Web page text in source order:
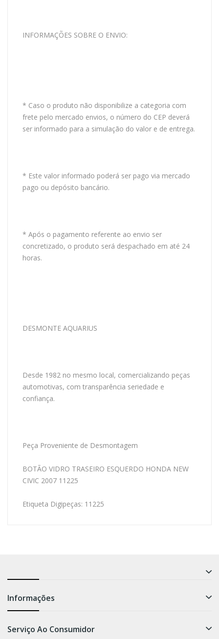
INFORMAÇÕES SOBRE O ENVIO:
* Caso o produto não disponibilize a categoria com
frete pelo mercado envios, o número do CEP deverá
ser informado para a simulação do valor e de entrega.
* Este valor informado poderá ser pago via mercado
pago ou depósito bancário.
* Após o pagamento referente ao envio ser
concretizado, o produto será despachado em até 24
horas.
DESMONTE AQUARIUS
Desde 1982 no mesmo local, comercializando peças
automotivas, com transparência seriedade e
confiança.
Peça Proveniente de Desmontagem
BOTÃO VIDRO TRASEIRO ESQUERDO HONDA NEW
CIVIC 2007 11225
Etiqueta Digipeças: 11225
Informações
Serviço Ao Consumidor